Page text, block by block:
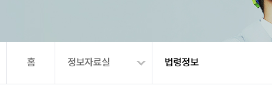
홈 정보자료실 법령정보